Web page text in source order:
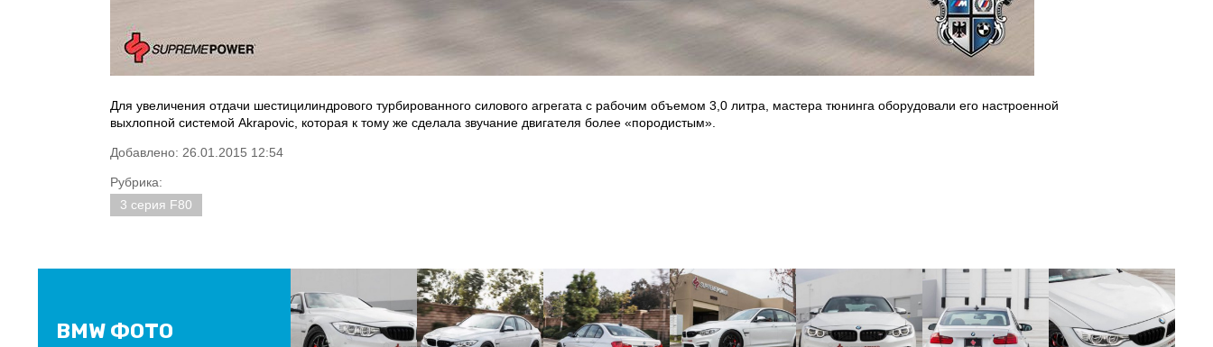
Для увеличения отдачи шестицилиндрового турбированного силового агрегата с рабочим объемом 3,0 литра, мастера тюнинга оборудовали его настроенной
выхлопной системой Akrapovic, которая к тому же сделала звучание двигателя более «породистым».
Добавлено: 26.01.2015 12:54
Рубрика:
3 серия F80
BMW ФОТО